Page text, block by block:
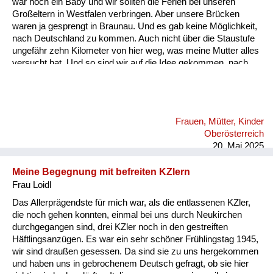
Großeltern in Westfalen verbringen. Aber unsere Brücken
waren ja gesprengt in Braunau. Und es gab keine Möglichkeit,
nach Deutschland zu kommen. Auch nicht über die Staustufe
ungefähr zehn Kilometer von hier weg, was meine Mutter alles
versucht hat. Und so sind wir auf die Idee gekommen, nach
war das Purtschellerhaus. Und da haben sich viele Menschen
Frauen, Mütter, Kinder
Oberösterreich
20. Mai 2025
Meine Begegnung mit befreiten KZlern
Frau Loidl
Das Allerprägendste für mich war, als die entlassenen KZler,
die noch gehen konnten, einmal bei uns durch Neukirchen
durchgegangen sind, drei KZler noch in den gestreiften
Häftlingsanzügen. Es war ein sehr schöner Frühlingstag 1945,
wir sind draußen gesessen. Da sind sie zu uns hergekommen
und haben uns in gebrochenem Deutsch gefragt, ob sie hier